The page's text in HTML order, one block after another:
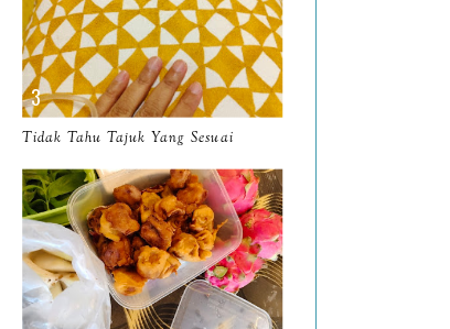
December19
November12
October
September13
August9
July12
June
Tidak Tahu Tajuk Yang Sesuai